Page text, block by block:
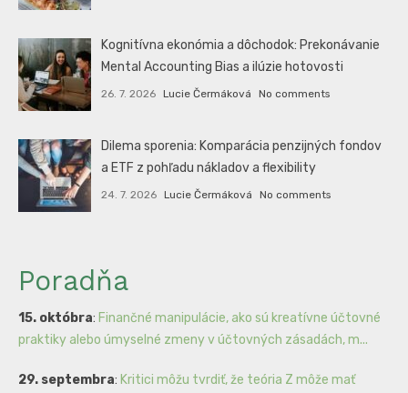
Kognitívna ekonómia a dôchodok: Prekonávanie
Mental Accounting Bias a ilúzie hotovosti
26. 7. 2026 Lucie Čermáková No comments
Dilema sporenia: Komparácia penzijných fondov
a ETF z pohľadu nákladov a flexibility
24. 7. 2026 Lucie Čermáková No comments
Poradňa
15. októbra: Finančné manipulácie, ako sú kreatívne účtovné
praktiky alebo úmyselné zmeny v účtovných zásadách, m...
29. septembra: Kritici môžu tvrdiť, že teória Z môže mať